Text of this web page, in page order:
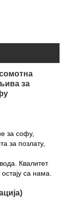
за
за софу,
за позлату,
Квалитет
остају са нама.